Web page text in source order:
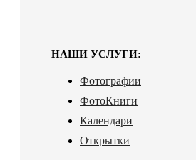
НАШИ УСЛУГИ:
Фотографии
ФотоКниги
Календари
Открытки